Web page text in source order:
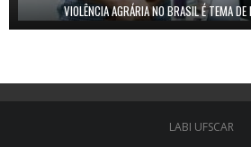
VIOLÊNCIA AGRÁRIA NO BRASIL É TEMA
LABI UFSCAR